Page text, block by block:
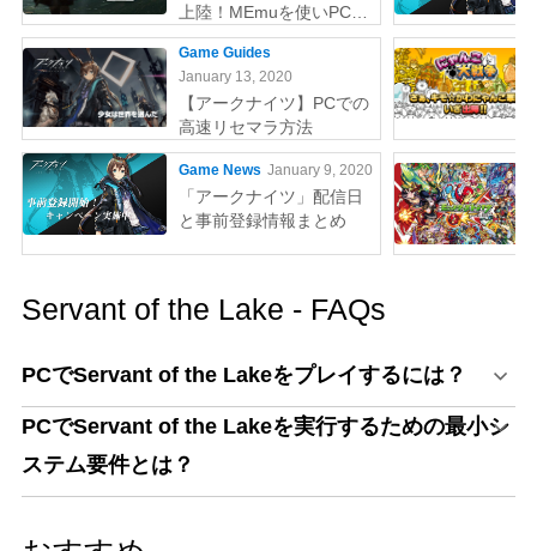
上陸！MEmuを使いPCで
やりましょう
Game Guides
January 13, 2020
【アークナイツ】PCでの
高速リセマラ方法
Game News January 9, 2020
「アークナイツ」配信日
と事前登録情報まとめ
Servant of the Lake - FAQs
PCでServant of the Lakeをプレイするには？
PCでServant of the Lakeを実行するための最小シ
ステム要件とは？